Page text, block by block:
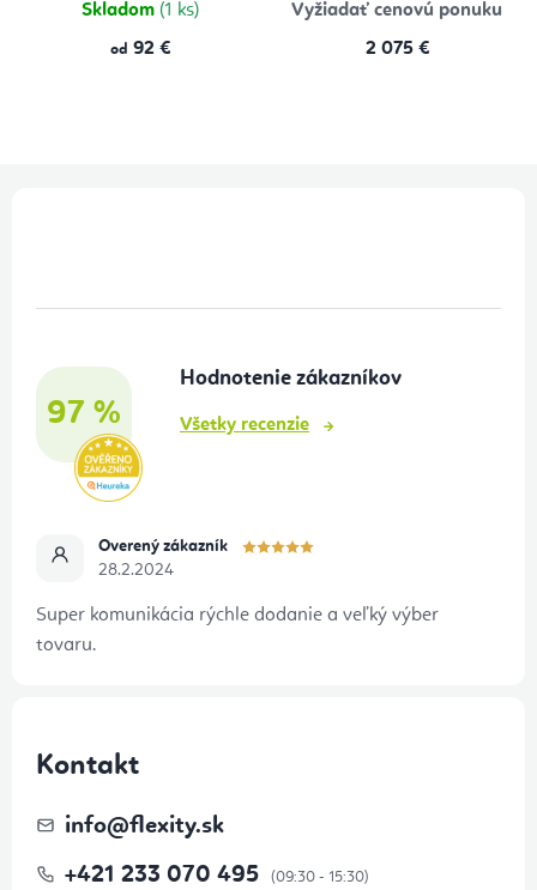
Skladom (1 ks)
od 92 €
Vyžiadať cenovú ponuku
2 075 €
97 %
Hodnotenie zákazníkov
Všetky recenzie
Overený zákazník
28.2.2024
Super komunikácia rýchle dodanie a veľký výber
tovaru.
Kontakt
info@flexity.sk
+421 233 070 495